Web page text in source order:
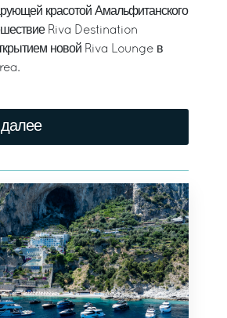
красотой Амальфитанского
Riva Destination
новой Riva Lounge в
далее